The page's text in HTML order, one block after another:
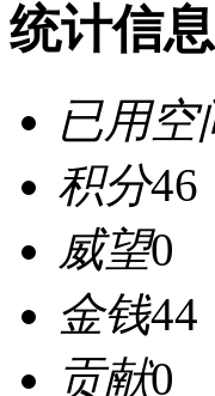
统计信息
已用空
积分46
威望0
金钱44
贡献0